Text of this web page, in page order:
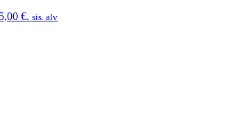
€. sis. alv